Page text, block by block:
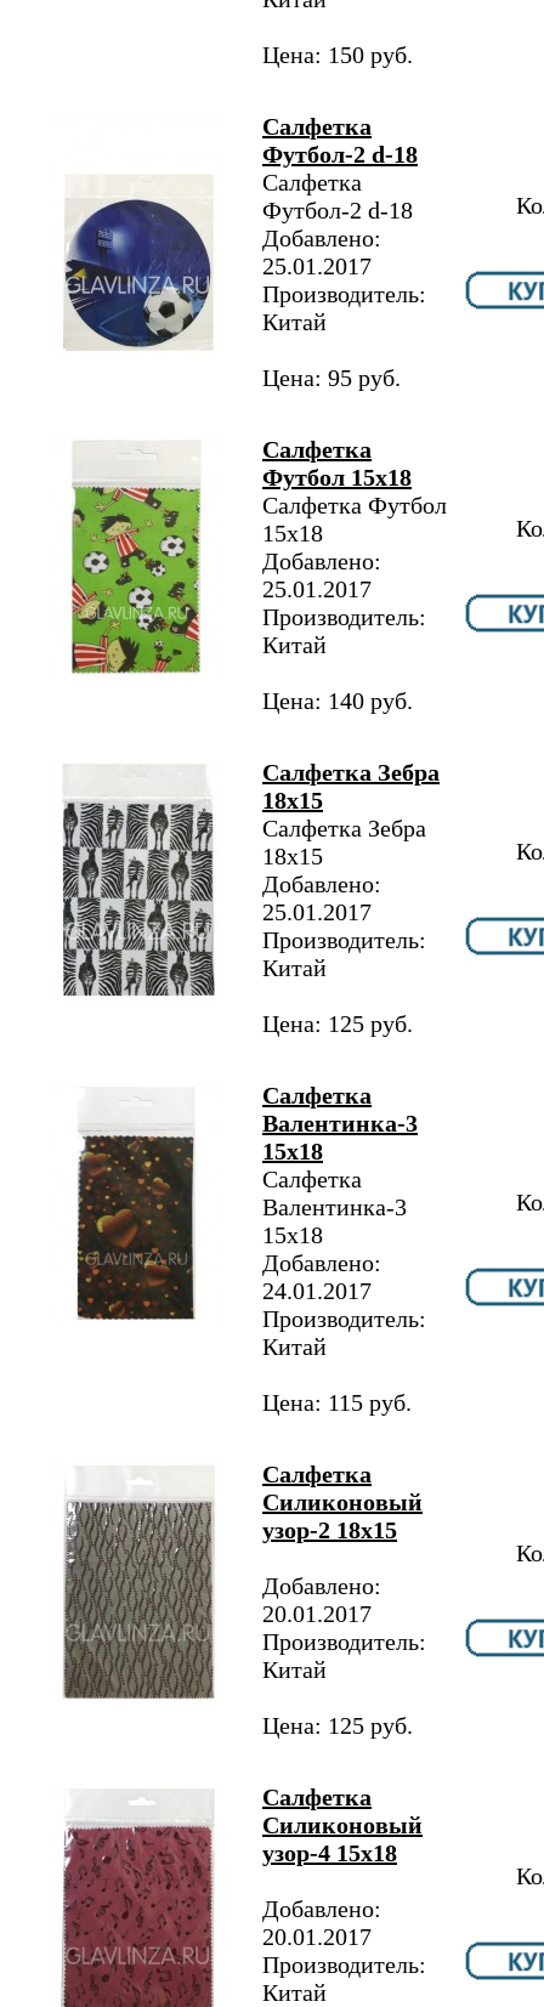
Цена: 150 руб.
Салфетка
Футбол-2 d-18
Салфетка
Футбол-2 d-18
Добавлено:
25.01.2017
Производитель:
Китай
Цена: 95 руб.
Салфетка
Футбол 15х18
Салфетка Футбол
15х18
Добавлено:
25.01.2017
Производитель:
Китай
Цена: 140 руб.
Салфетка Зебра
18х15
Салфетка Зебра
18х15
Добавлено:
25.01.2017
Производитель:
Китай
Цена: 125 руб.
Салфетка
Валентинка-3
15х18
Салфетка
Валентинка-3
15х18
Добавлено:
24.01.2017
Производитель:
Китай
Цена: 115 руб.
Салфетка
Силиконовый
узор-2 18х15
Добавлено:
20.01.2017
Производитель:
Китай
Цена: 125 руб.
Салфетка
Силиконовый
узор-4 15х18
Добавлено:
20.01.2017
Производитель:
Китай